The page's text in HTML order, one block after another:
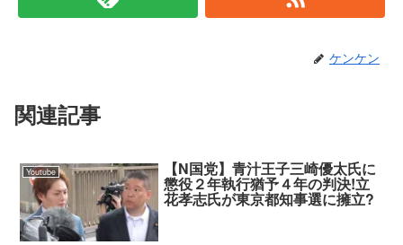
ケンケン
関連記事
Youtube 【N国党】青汁王子三崎優太氏に
懲役２年執行猶予４年の判決!立
花孝志氏が東京都知事選に擁立?